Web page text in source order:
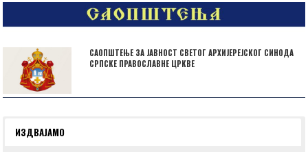
САОПШТЕЊЕ ЗА ЈАВНОСТ СВЕТОГ АРХИЈЕРЕЈСКОГ СИНОДА
СРПСКЕ ПРАВОСЛАВНЕ ЦРКВЕ
ИЗДВАЈАМО